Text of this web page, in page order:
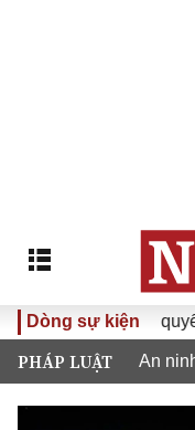
Dòng sự kiện
Đưa Nghị quyết Đại
PHÁP LUẬT An